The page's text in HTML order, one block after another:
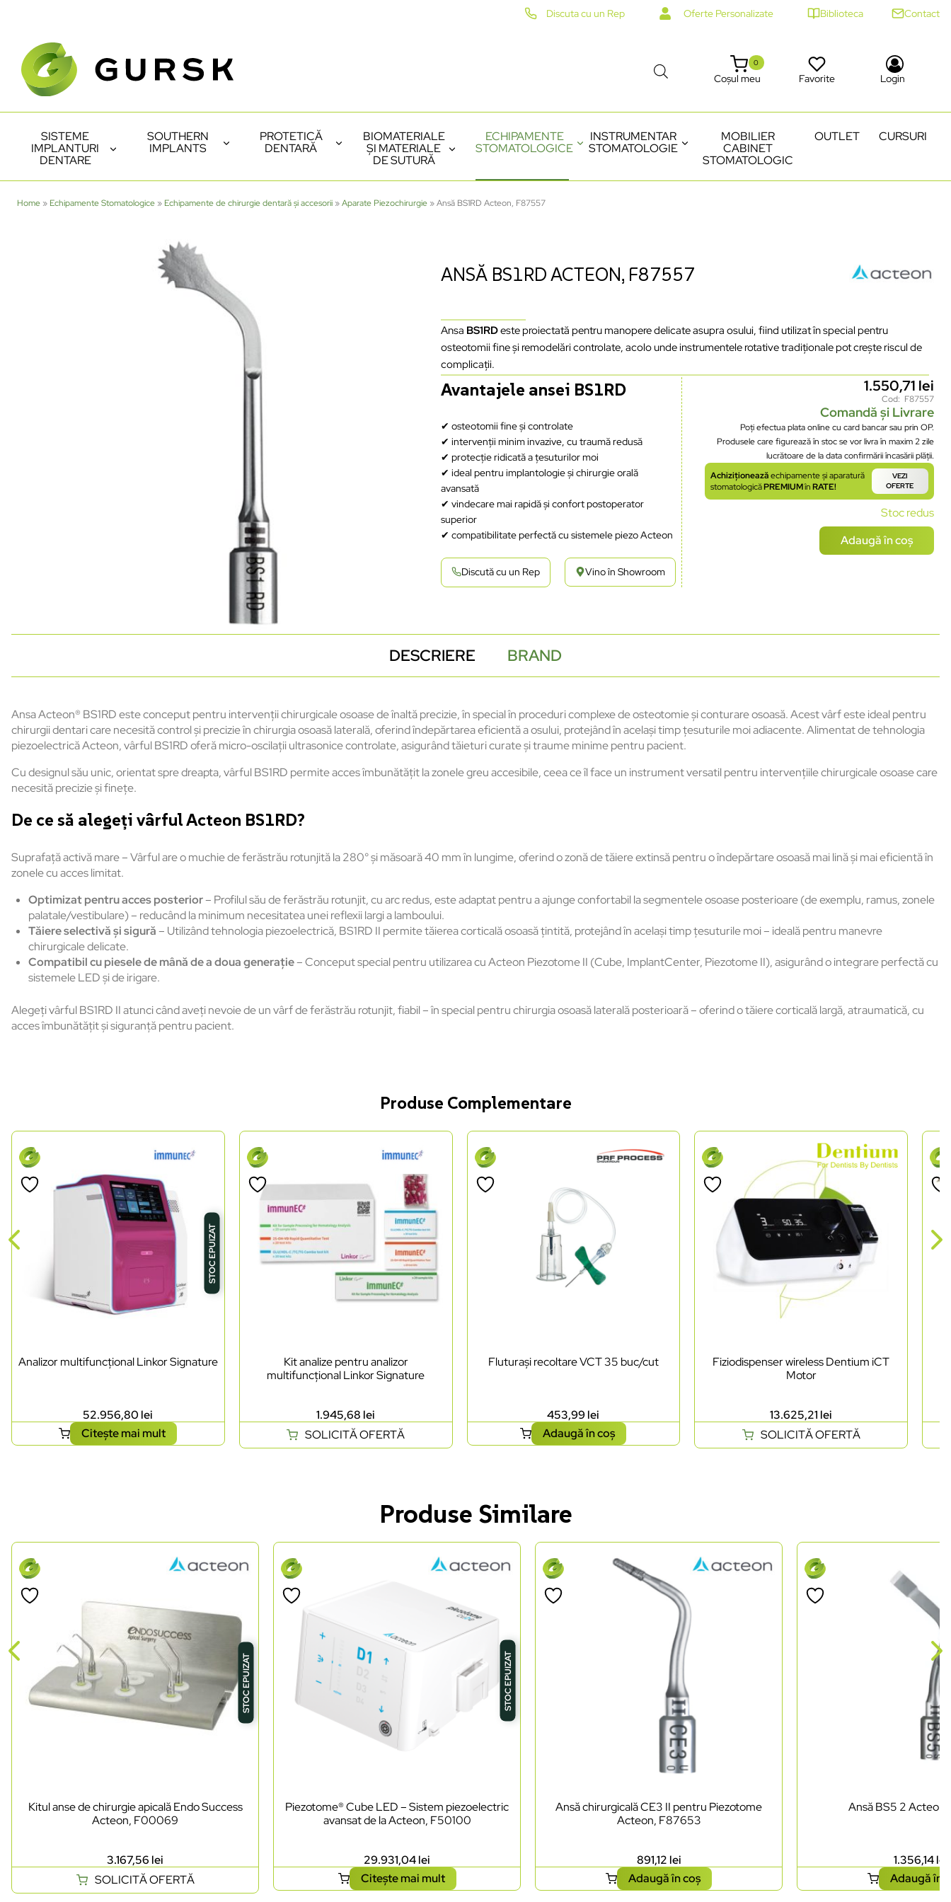
Discuta cu un Rep Oferte Personalizate Biblioteca Contact
Coșul meu
0
Favorite Login
SISTEME
IMPLANTURI
DENTARE
SOUTHERN
IMPLANTS
PROTETICĂ
DENTARĂ
BIOMATERIALE
ȘI MATERIALE
DE SUTURĂ
ECHIPAMENTE
STOMATOLOGICE
INSTRUMENTAR
STOMATOLOGIE
MOBILIER
CABINET
STOMATOLOGIC
OUTLET CURSURI
Home » Echipamente Stomatologice » Echipamente de chirurgie dentară și accesorii »Aparate Piezochirurgie »Ansă BS1RD Acteon, F87557
ANSĂ BS1RD ACTEON, F87557
Ansa BS1RDeste proiectată pentru manopere delicate asupra osului, fiind utilizat în special pentru
osteotomii fine și remodelări controlate, acolo unde instrumentele rotative tradiționale pot crește riscul de
complicații.
Avantajele ansei BS1RD
✔ osteotomii fine și controlate
✔ intervenții minim invazive, cu traumă redusă
✔ protecție ridicată a țesuturilor moi
✔ ideal pentru implantologie și chirurgie orală
avansată
✔ vindecare mai rapidă și confort postoperator
superior
✔ compatibilitate perfectă cu sistemele piezo Acteon
Discută cu un Rep Vino în Showroom
1.550,71 lei
Cod: F87557
Comandă și Livrare
Poți efectua plata online cu card bancar sau prin OP.
Produsele care figurează în stoc se vor livra în maxim 2 zile
lucrătoare de la data confirmării încasării plății.
Achiziționeazăechipamente și aparatură
stomatologicăPREMIUMînRATE!
VEZI
OFERTE
Stoc redus
Adaugă în coș
DESCRIERE BRAND
Ansa Acteon® BS1RD este conceput pentru intervenții chirurgicale osoase de înaltă precizie, în special în proceduri complexe de osteotomie și conturare osoasă. Acest vârf este ideal pentru
chirurgii dentari care necesită control și precizie în chirurgia osoasă laterală, oferind îndepărtarea eficientă a osului, protejând în același timp țesuturile moi adiacente. Alimentat de tehnologia
piezoelectrică Acteon, vârful BS1RD oferă micro-oscilații ultrasonice controlate, asigurând tăieturi curate și traume minime pentru pacient.
Cu designul său unic, orientat spre dreapta, vârful BS1RD permite acces îmbunătățit la zonele greu accesibile, ceea ce îl face un instrument versatil pentru intervențiile chirurgicale osoase care
necesită precizie și finețe.
De ce să alegeți vârful Acteon BS1RD?
Suprafață activă mare – Vârful are o muchie de ferăstrău rotunjită la 280° și măsoară 40 mm în lungime, oferind o zonă de tăiere extinsă pentru o îndepărtare osoasă mai lină și mai eficientă în
zonele cu acces limitat.
Optimizat pentru acces posterior– Profilul său de ferăstrău rotunjit, cu arc redus, este adaptat pentru a ajunge confortabil la segmentele osoase posterioare (de exemplu, ramus, zonele
palatale/vestibulare) – reducând la minimum necesitatea unei reflexii largi a lamboului.
Tăiere selectivă și sigură– Utilizând tehnologia piezoelectrică, BS1RD II permite tăierea corticală osoasă țintită, protejând în același timp țesuturile moi – ideală pentru manevre
chirurgicale delicate.
Compatibil cu piesele de mână de a doua generație– Conceput special pentru utilizarea cu Acteon Piezotome II (Cube, ImplantCenter, Piezotome II), asigurând o integrare perfectă cu
sistemele LED și de irigare.
Alegeți vârful BS1RD II atunci când aveți nevoie de un vârf de ferăstrău rotunjit, fiabil – în special pentru chirurgia osoasă laterală posterioară – oferind o tăiere corticală largă, atraumatică, cu
acces îmbunătățit și siguranță pentru pacient.
Produse Complementare
STOC EPUIZAT
Analizor multifuncțional Linkor Signature
52.956,80 lei
Citește mai mult
Kit analize pentru analizor
multifuncțional Linkor Signature
1.945,68 lei
SOLICITĂ OFERTĂ
Fluturași recoltare VCT 35 buc/cut
453,99lei
Adaugă în coș
Fiziodispenser wireless Dentium iCT
Motor
13.625,21 lei
SOLICITĂ OFERTĂ
Produse Similare
STOC EPUIZAT
Kitul anse de chirurgie apicală Endo Success
Acteon, F00069
3.167,56 lei
SOLICITĂ OFERTĂ
STOC EPUIZAT
Piezotome® Cube LED – Sistem piezoelectric
avansat de la Acteon, F50100
29.931,04lei
Citește mai mult
Ansă chirurgicală CE3 II pentru Piezotome
Acteon, F87653
891,12 lei
Adaugă în coș
Ansă BS5 2
1.356,14lei
Adaugă în